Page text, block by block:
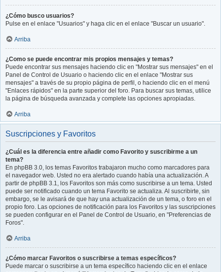
¿Cómo busco usuarios?
Pulse en el enlace "Usuarios" y haga clic en el enlace "Buscar un usuario".
Arriba
¿Como se puede encontrar mis propios mensajes y temas?
Puede encontrar sus mensajes haciendo clic en "Mostrar sus mensajes" en el
Panel de Control de Usuario o haciendo clic en el enlace "Mostrar sus
mensajes" a través de su propio página de perfil, o haciendo clic en el menú
"Enlaces rápidos" en la parte superior del foro. Para buscar sus temas, utilice
la página de búsqueda avanzada y complete las opciones apropiadas.
Arriba
Suscripciones y Favoritos
¿Cuál es la diferencia entre añadir como Favorito y suscribirme a un
tema?
En phpBB 3.0, los temas Favoritos trabajaron mucho como marcadores para
el navegador web. Usted no era alertado cuando había una actualización. A
partir de phpBB 3.1, los Favoritos son más como suscribirse a un tema. Usted
puede ser notificado cuando un tema Favorito se actualiza. Al suscribirte, sin
embargo, se le avisará de que hay una actualización de un tema, o foro en el
propio foro. Las opciones de notificación para los Favoritos y las suscripciones
se pueden configurar en el Panel de Control de Usuario, en "Preferencias de
Foros".
Arriba
¿Cómo marcar Favoritos o suscribirse a temas específicos?
Puede marcar o suscribirse a un tema específico haciendo clic en el enlace